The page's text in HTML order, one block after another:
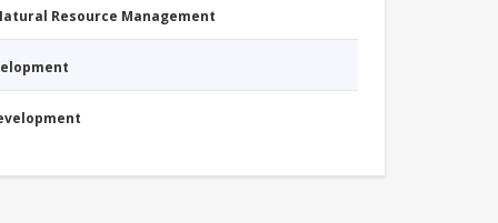
Resource Management